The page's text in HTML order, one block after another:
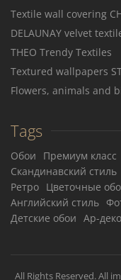
Textile wall covering
DELAUNAY velvet
THEO Trendy Textiles
Textured wallpapers
Flowers, animals and
Tags
Обои Премиум класс
Скандинавский стиль
Ретро Цветочные
Английский стиль
Детские обои Ар-деко
All Rights Reserved. All